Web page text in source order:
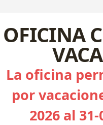
OFICINA
La oficina
por
2026 al